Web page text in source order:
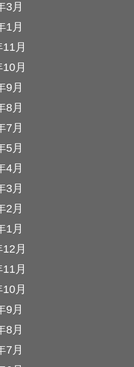
3月
1月
月
月
9月
8月
7月
5月
4月
3月
2月
1月
月
月
月
9月
8月
7月